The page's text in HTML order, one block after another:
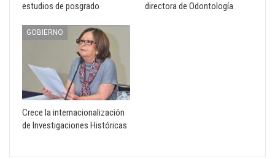
estudios de posgrado
directora de Odontología
GOBIERNO
Crece la internacionalización
de Investigaciones Históricas